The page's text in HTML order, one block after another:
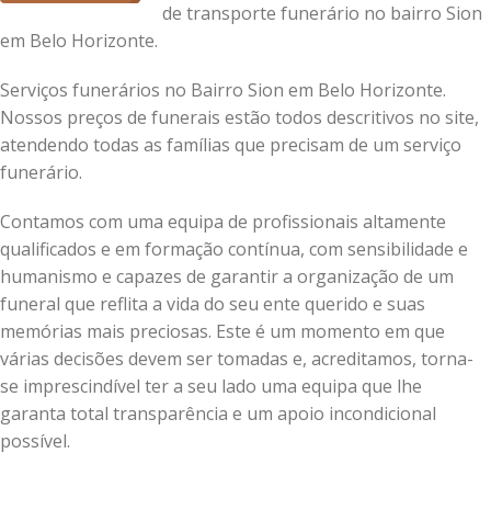
de transporte funerário no bairro Sion
em Belo Horizonte.
Serviços funerários no Bairro Sion em Belo Horizonte.
Nossos preços de funerais estão todos descritivos no site,
atendendo todas as famílias que precisam de um serviço
funerário.
Contamos com uma equipa de profissionais altamente
qualificados e em formação contínua, com sensibilidade e
humanismo e capazes de garantir a organização de um
funeral que reflita a vida do seu ente querido e suas
memórias mais preciosas. Este é um momento em que
várias decisões devem ser tomadas e, acreditamos, torna-
se imprescindível ter a seu lado uma equipa que lhe
garanta total transparência e um apoio incondicional
possível.